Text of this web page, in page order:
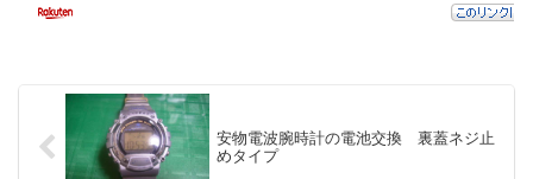
安物電波腕時計の電池交換 裏蓋ネジ止
めタイプ